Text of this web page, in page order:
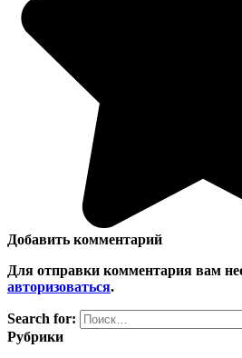
Добавить комментарий
Для отправки комментария вам
авторизоваться.
Search for:
Рубрики